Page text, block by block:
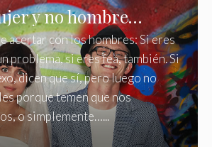
y no hombre…
acertar con los hombres: Si eres
problema, si eres fea, también. Si
dicen que sí, pero luego no
porque temen que nos
o simplemente…...